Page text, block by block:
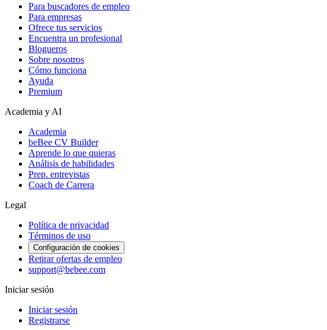
Para buscadores de empleo
Para empresas
Ofrece tus servicios
Encuentra un profesional
Blogueros
Sobre nosotros
Cómo funciona
Ayuda
Premium
Academia y AI
Academia
beBee CV Builder
Aprende lo que quieras
Análisis de habilidades
Prep. entrevistas
Coach de Carrera
Legal
Política de privacidad
Términos de uso
Configuración de cookies
Retirar ofertas de empleo
support@bebee.com
Iniciar sesión
Iniciar sesión
Registrarse